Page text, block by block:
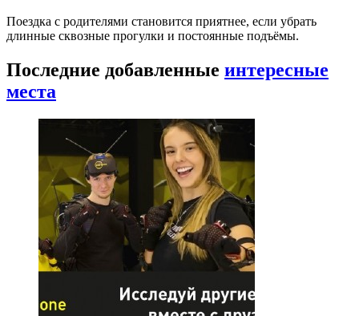
Поездка с родителями становится приятнее, если убрать
длинные сквозные прогулки и постоянные подъёмы.
Последние добавленные интересные
места